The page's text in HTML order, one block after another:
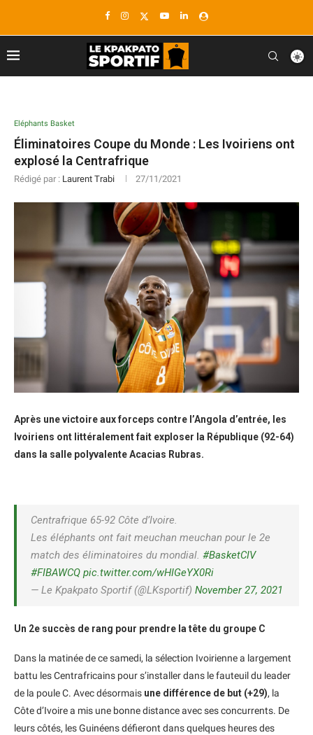
Eléphants Basket
Éliminatoires Coupe du Monde : Les Ivoiriens ont
explosé la Centrafrique
Rédigé par : Laurent Trabi 27/11/2021
Après une victoire aux forceps contre l’Angola d’entrée, les
Ivoiriens ont littéralement fait exploser la République (92-64)
dans la salle polyvalente Acacias Rubras.
Centrafrique 65-92 Côte d’Ivoire.
Les éléphants ont fait meuchan meuchan pour le 2e
match des éliminatoires du mondial. #BasketCIV
#FIBAWCQ pic.twitter.com/wHIGeYX0Ri
— Le Kpakpato Sportif (@LKsportif) November 27, 2021
Un 2e succès de rang pour prendre la tête du groupe C
Dans la matinée de ce samedi, la sélection Ivoirienne a largement
battu les Centrafricains pour s’installer dans le fauteuil du leader
de la poule C. Avec désormais une différence de but (+29), la
Côte d’Ivoire a mis une bonne distance avec ses concurrents. De
leurs côtés, les Guinéens défieront dans quelques heures des